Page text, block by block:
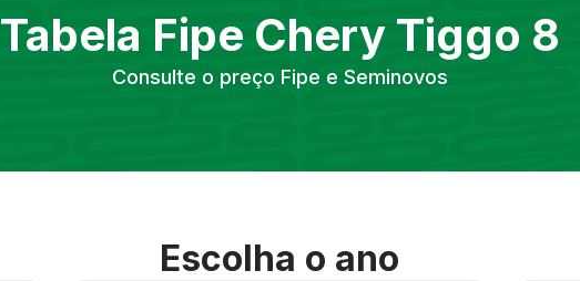
Tabela Fipe Chery Tiggo 8
Consulte o preço Fipe e Seminovos
Escolha o ano